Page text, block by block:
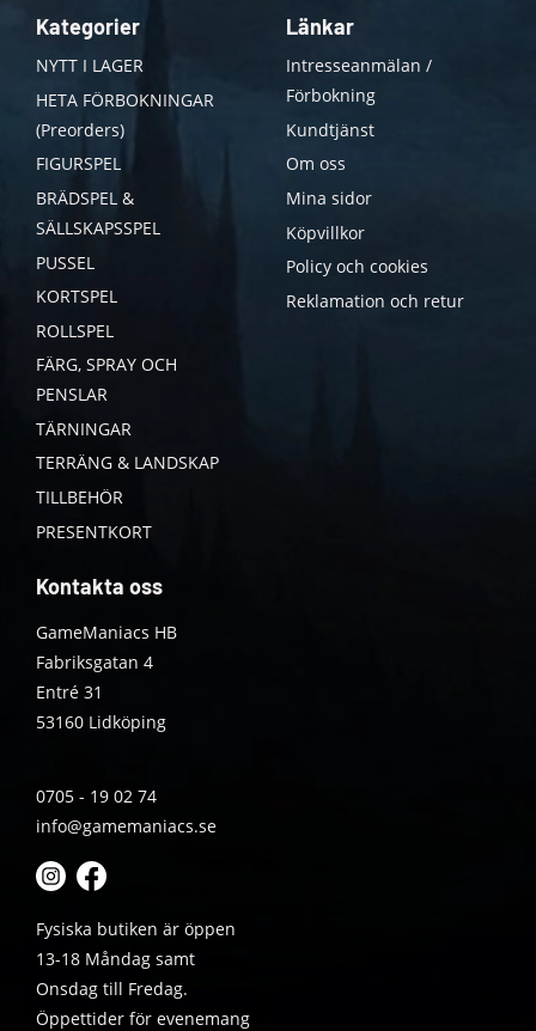
Kategorier
NYTT I LAGER
HETA FÖRBOKNINGAR
(Preorders)
FIGURSPEL
BRÄDSPEL &
SÄLLSKAPSSPEL
PUSSEL
KORTSPEL
ROLLSPEL
FÄRG, SPRAY OCH
PENSLAR
TÄRNINGAR
TERRÄNG & LANDSKAP
TILLBEHÖR
PRESENTKORT
Länkar
Intresseanmälan /
Förbokning
Kundtjänst
Om oss
Mina sidor
Köpvillkor
Policy och cookies
Reklamation och retur
Kontakta oss
GameManiacs HB
Fabriksgatan 4
Entré 31
53160 Lidköping
0705 - 19 02 74
info@gamemaniacs.se
Fysiska butiken är öppen
13-18 Måndag samt
Onsdag till Fredag.
Öppettider för evenemang